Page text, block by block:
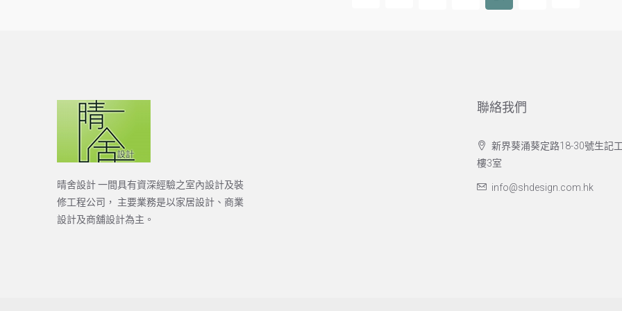
晴舍設計 一間具有資深經驗之室內設計及裝
修工程公司， 主要業務是以家居設計、商業
設計及商舖設計為主。
聯絡我們
新界葵涌葵定路18-30號生記
樓3室
info@shdesign.com.hk